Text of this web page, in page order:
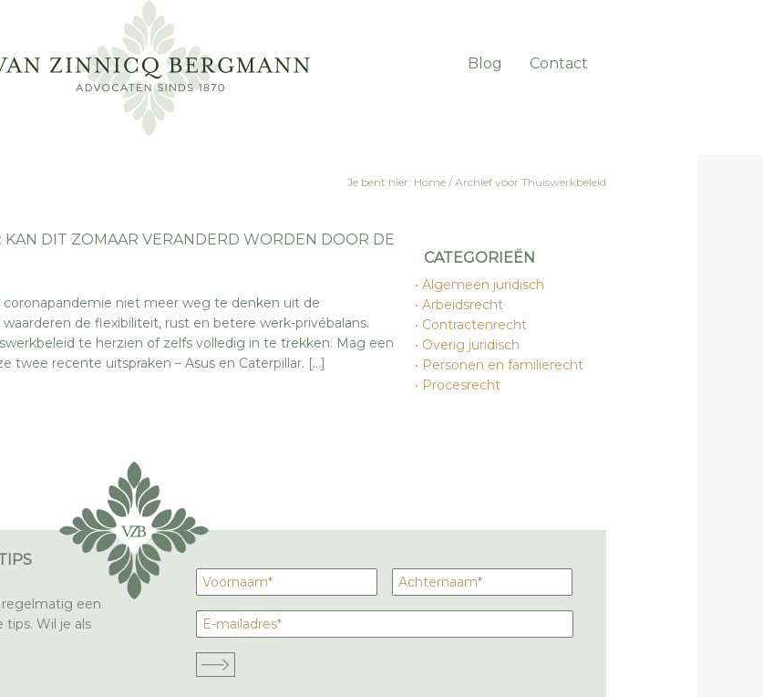
Blog Contact
Je bent hier: Home / Archief voor Thuiswerkbeleid
DIT ZOMAAR VERANDERD WORDEN DOOR DE
coronapandemie niet meer weg te denken uit de
de flexibiliteit, rust en betere werk-privébalans.
te herzien of zelfs volledig in te trekken. Mag een
twee recente uitspraken – Asus en Caterpillar. […]
CATEGORIEËN
Algemeen juridisch
Arbeidsrecht
Contractenrecht
Overig juridisch
Personen en familierecht
Procesrecht
een
tips. Wil je als